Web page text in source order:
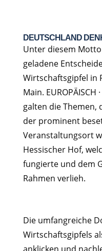
DEUTSCHLAND
Unter diesem
geladene
Wirtschaftsgipfel in
Main. EUROPÄISCH
galten die Themen,
der prominent
Veranstaltungsort
Hessischer Hof,
fungierte und dem
Rahmen verlieh.
Die umfangreiche
Wirtschaftsgipfels